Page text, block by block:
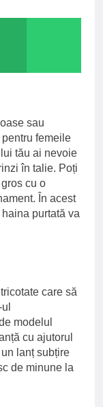
sau
femeile
tău ai nevoie
în talie. Poți
cu o
În acest
purtată va
care să
modelul
cu ajutorul
lanț subțire
de minune la